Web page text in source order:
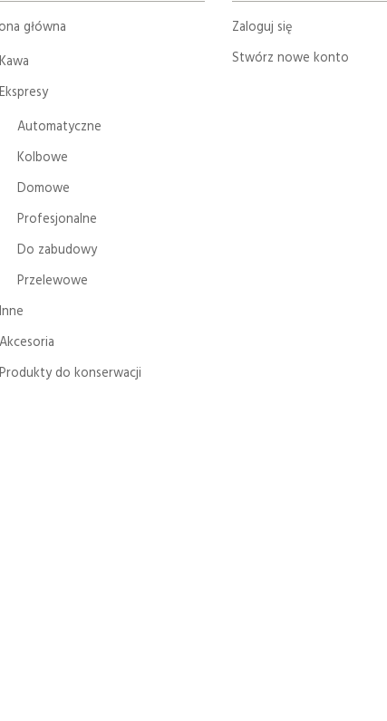
główna
Kawa
Ekspresy
Automatyczne
Kolbowe
Domowe
Profesjonalne
Do zabudowy
Przelewowe
Inne
Akcesoria
Produkty do konserwacji
Zaloguj się
Stwórz nowe konto